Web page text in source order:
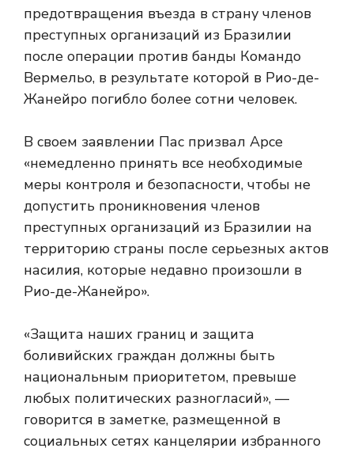
предотвращения въезда в страну членов
преступных организаций из Бразилии
после операции против банды Командо
Вермельо, в результате которой в Рио-де-
Жанейро погибло более сотни человек.
В своем заявлении Пас призвал Арсе
«немедленно принять все необходимые
меры контроля и безопасности, чтобы не
допустить проникновения членов
преступных организаций из Бразилии на
территорию страны после серьезных актов
насилия, которые недавно произошли в
Рио-де-Жанейро».
«Защита наших границ и защита
боливийских граждан должны быть
национальным приоритетом, превыше
любых политических разногласий», —
говорится в заметке, размещенной в
социальных сетях канцелярии избранного